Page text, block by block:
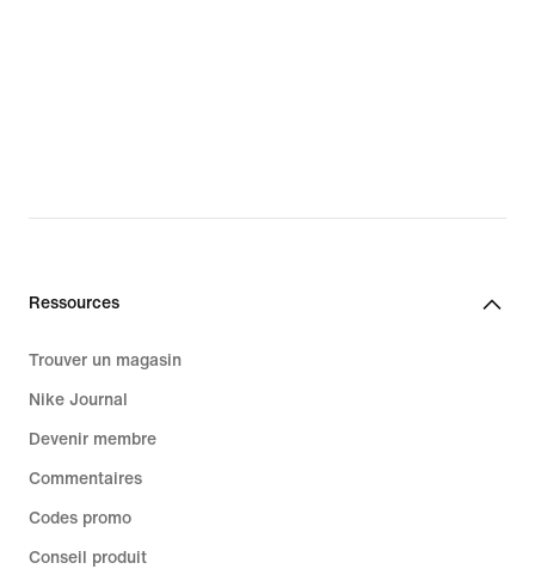
Ressources
Trouver un magasin
Nike Journal
Devenir membre
Commentaires
Codes promo
Conseil produit